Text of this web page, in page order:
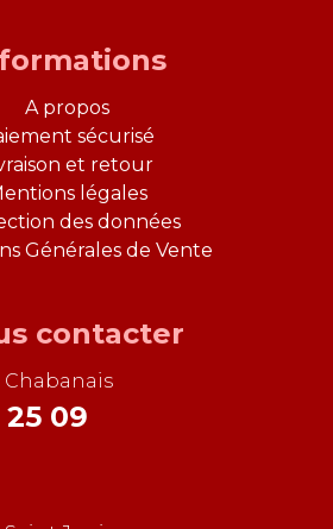
A propos
sécurisé
et retour
légales
des données
Générales de Vente
contacter
Chabanais
09